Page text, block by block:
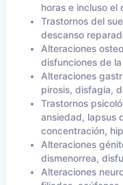
horas e incluso el
Trastornos del
descanso
Alteraciones
disfunciones de
Alteraciones
pirosis, disfagia,
Trastornos
ansiedad, lapsus
concentración,
Alteraciones
dismenorrea,
Alteraciones